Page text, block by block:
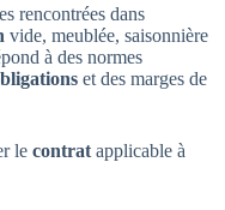
rencontrées dans
vide, meublée, saisonnière
à des normes
et des marges de
le contrat applicable à